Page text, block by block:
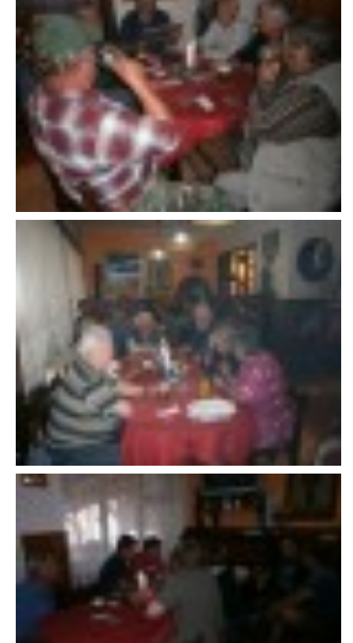
Bankovní spojení:
224985128/0600
IČO: 64782832
Gmail: sdhlicomelice@gmail.com
607 276 682 - starosta SDH
sdhlicomelice@seznam.cz
© 2026 eStránky.cz